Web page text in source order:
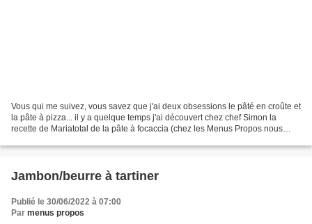
Vous qui me suivez, vous savez que j'ai deux obsessions le pâté en croûte et
la pâte à pizza... il y a quelque temps j'ai découvert chez chef Simon la
recette de Mariatotal de la pâte à focaccia (chez les Menus Propos nous
Jambon/beurre à tartiner
Publié le 30/06/2022 à 07:00
Par menus propos